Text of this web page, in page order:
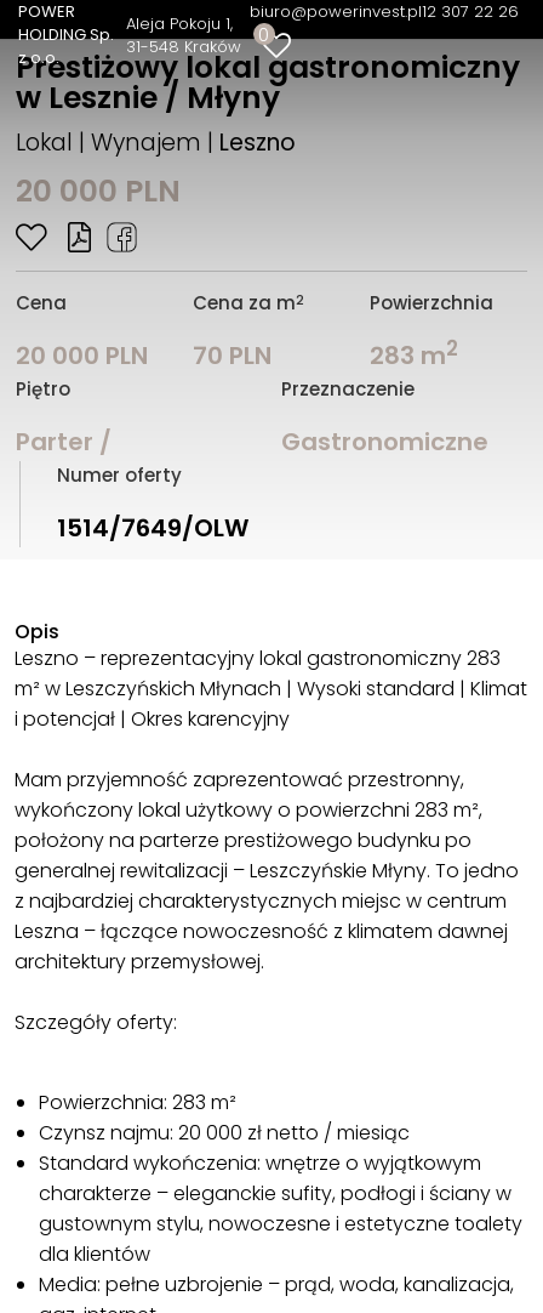
POWER
HOLDING Sp.
z o.o.
Aleja Pokoju 1
31-548 Kraków
biuro@powerinvest.pl12 307 22 26
0
Prestiżowy lokal gastronomiczny
w Lesznie / Młyny
Lokal | Wynajem | Leszno
20 000 PLN
Cena
20 000 PLN
Cena za m2
70 PLN
Powierzchnia
283 m2
Piętro
Parter /
Przeznaczenie
Gastronomiczne
Numer oferty
1514/7649/OLW
Opis
Leszno – reprezentacyjny lokal gastronomiczny 283
m² w Leszczyńskich Młynach | Wysoki standard | Klimat
i potencjał | Okres karencyjny
Mam przyjemność zaprezentować przestronny,
wykończony lokal użytkowy o powierzchni 283 m²,
położony na parterze prestiżowego budynku po
generalnej rewitalizacji – Leszczyńskie Młyny. To jedno
z najbardziej charakterystycznych miejsc w centrum
Leszna – łączące nowoczesność z klimatem dawnej
architektury przemysłowej.
Szczegóły oferty:
Powierzchnia: 283 m²
Czynsz najmu: 20 000 zł netto / miesiąc
Standard wykończenia: wnętrze o wyjątkowym
charakterze – eleganckie sufity, podłogi i ściany w
gustownym stylu, nowoczesne i estetyczne toalety
dla klientów
Media: pełne uzbrojenie – prąd, woda, kanalizacja,